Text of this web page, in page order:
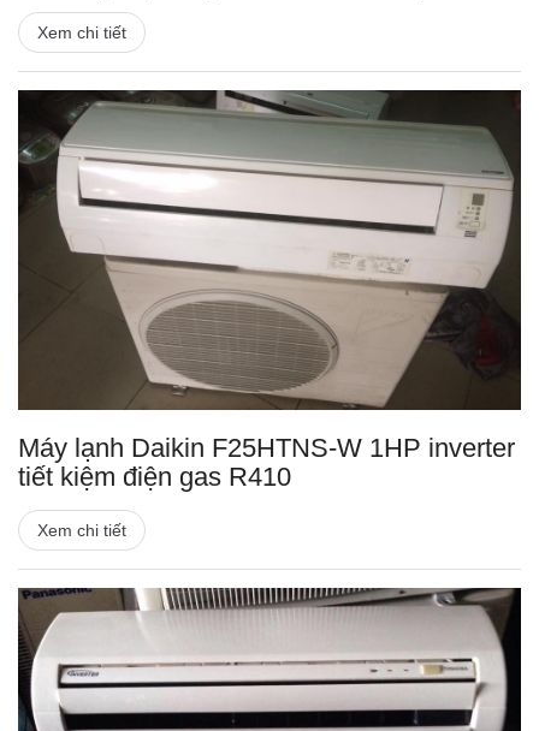
Xem chi tiết
Máy lạnh Daikin F25HTNS-W 1HP inverter
tiết kiệm điện gas R410
Xem chi tiết